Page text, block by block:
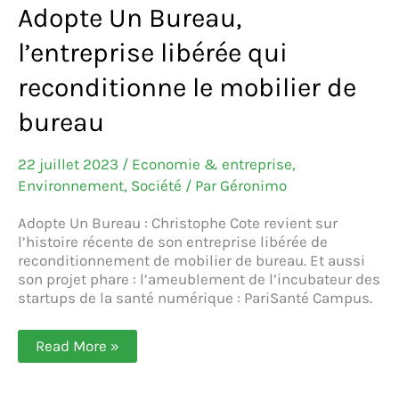
Adopte Un Bureau,
l’entreprise libérée qui
reconditionne le mobilier de
bureau
22 juillet 2023 / Economie & entreprise,
Environnement, Société / Par Géronimo
Adopte Un Bureau : Christophe Cote revient sur
l’histoire récente de son entreprise libérée de
reconditionnement de mobilier de bureau. Et aussi
son projet phare : l’ameublement de l’incubateur des
startups de la santé numérique : PariSanté Campus.
Adopte
Un
Read More »